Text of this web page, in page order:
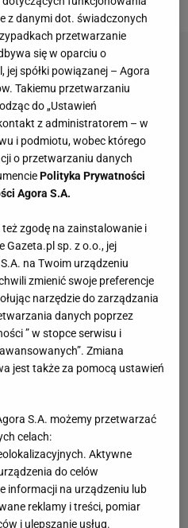
z danymi dot. świadczonych
przetwarzanie
się w oparciu o
jej spółki powiązanej – Agora
Takiemu przetwarzaniu
do „Ustawień
z administratorem – w
i podmiotu, wobec którego
o przetwarzaniu danych
Polityka Prywatności
Agora S.A.
zgodę na zainstalowanie i
Gazeta.pl sp. z o.o., jej
na Twoim urządzeniu
zmienić swoje preferencje
narzędzie do zarządzania
danych poprzez
” w stopce serwisu i
Zmiana
jest także za pomocą ustawień
S.A. możemy przetwarzać
celach:
Aktywne
do celów
informacji na urządzeniu lub
reklamy i treści, pomiar
i ulepszanie usług.